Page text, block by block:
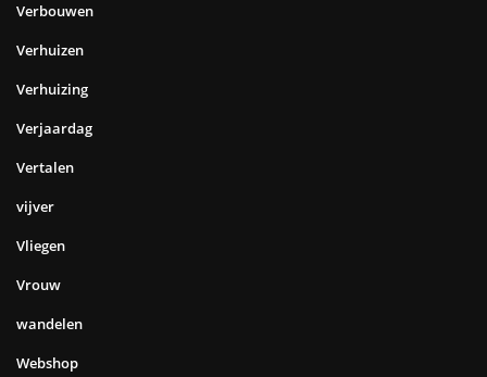
Verbouwen
Verhuizen
Verhuizing
Verjaardag
Vertalen
vijver
Vliegen
Vrouw
wandelen
Webshop